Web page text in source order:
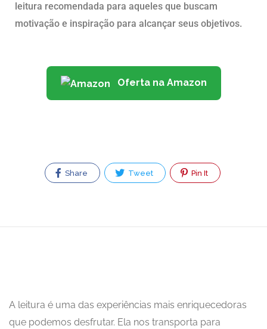
leitura recomendada para aqueles que buscam
motivação e inspiração para alcançar seus objetivos.
Oferta na Amazon
Share Tweet Pin It
A leitura é uma das experiências mais enriquecedoras
que podemos desfrutar. Ela nos transporta para